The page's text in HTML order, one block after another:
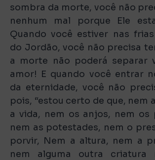
sombra da morte, você não
nenhum mal porque Ele
Quando você estiver nas
do Jordão, você não precisa
a morte não poderá separar
amor! E quando você entrar
da eternidade, você não
pois, “estou certo de que, nem
a vida, nem os anjos, nem os
nem as potestades, nem o
porvir, Nem a altura, nem a
nem alguma outra criatura